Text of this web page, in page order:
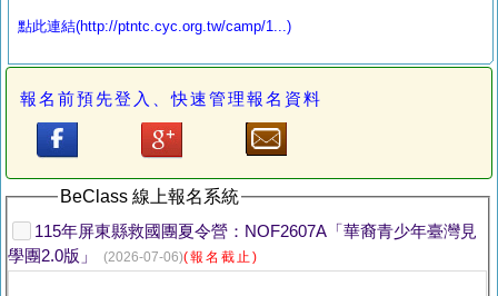
點此連結(http://ptntc.cyc.org.tw/camp/1...)
報名前預先登入、快速管理報名資料
BeClass 線上報名系統
115年屏東縣救國團夏令營：NOF2607A「華裔青少年臺灣見
學團2.0版」
(2026-07-06)(報名截止)